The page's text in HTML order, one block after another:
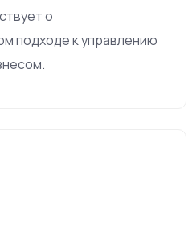
о
подходе к управлению